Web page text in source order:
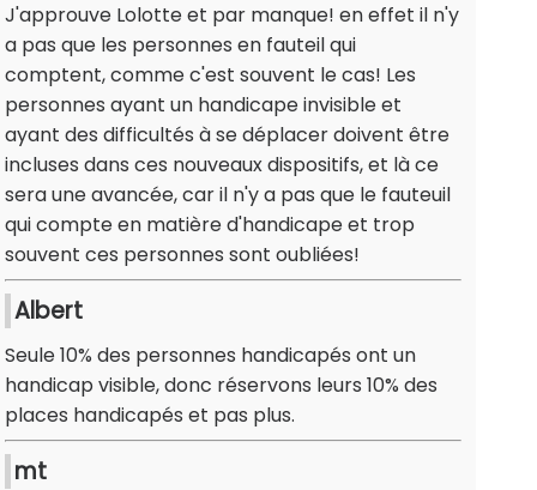
J'approuve Lolotte et par manque! en effet il n'y
a pas que les personnes en fauteil qui
comptent, comme c'est souvent le cas! Les
personnes ayant un handicape invisible et
ayant des difficultés à se déplacer doivent être
incluses dans ces nouveaux dispositifs, et là ce
sera une avancée, car il n'y a pas que le fauteuil
qui compte en matière d'handicape et trop
souvent ces personnes sont oubliées!
Albert
Seule 10% des personnes handicapés ont un
handicap visible, donc réservons leurs 10% des
places handicapés et pas plus.
mt